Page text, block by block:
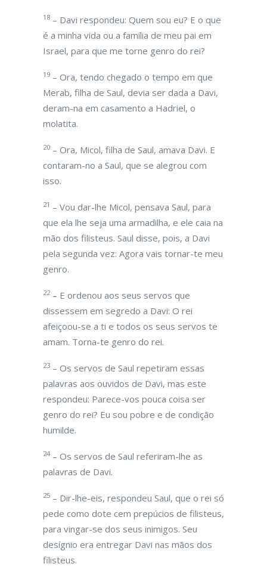
18 – Davi respondeu: Quem sou eu? E o que
é a minha vida ou a família de meu pai em
Israel, para que me torne genro do rei?
19 – Ora, tendo chegado o tempo em que
Merab, filha de Saul, devia ser dada a Davi,
deram-na em casamento a Hadriel, o
molatita.
20 – Ora, Micol, filha de Saul, amava Davi. E
contaram-no a Saul, que se alegrou com
isso.
21 – Vou dar-lhe Micol, pensava Saul, para
que ela lhe seja uma armadilha, e ele caia na
mão dos filisteus. Saul disse, pois, a Davi
pela segunda vez: Agora vais tornar-te meu
genro.
22– E ordenou aos seus servos que
dissessem em segredo a Davi: O rei
afeiçoou-se a ti e todos os seus servos te
amam. Torna-te genro do rei.
23 – Os servos de Saul repetiram essas
palavras aos ouvidos de Davi, mas este
respondeu: Parece-vos pouca coisa ser
genro do rei? Eu sou pobre e de condição
humilde.
24 – Os servos de Saul referiram-lhe as
palavras de Davi.
25 – Dir-lhe-eis, respondeu Saul, que o rei só
pede como dote cem prepúcios de filisteus,
para vingar-se dos seus inimigos. Seu
desígnio era entregar Davi nas mãos dos
filisteus.